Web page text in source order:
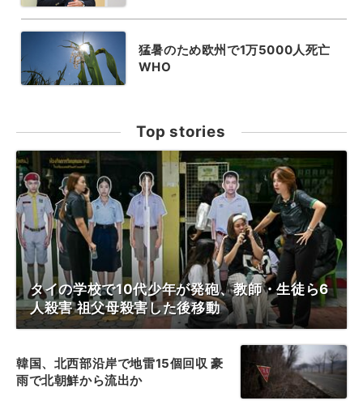
猛暑のため欧州で1万5000人死亡
WHO
Top stories
タイの学校で10代少年が発砲、教師・生徒ら6
人殺害 祖父母殺害した後移動
韓国、北西部沿岸で地雷15個回収 豪
雨で北朝鮮から流出か